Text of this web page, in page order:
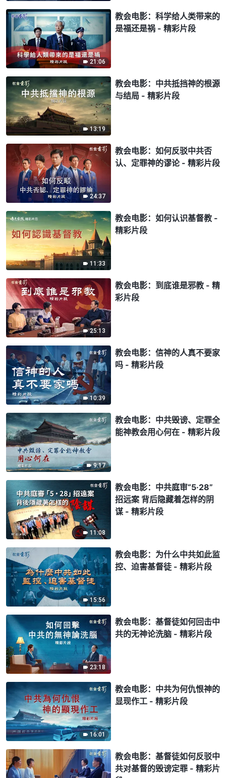
21:06
教会电影：科学给人类带来的
是福还是祸 - 精彩片段
13:19
教会电影：中共抵挡神的根源
与结局 - 精彩片段
24:37
教会电影：如何反驳中共否
认、定罪神的谬论 - 精彩片段
11:33
教会电影：如何认识基督教 -
精彩片段
25:13
教会电影：到底谁是邪教 - 精
彩片段
10:39
教会电影：信神的人真不要家
吗 - 精彩片段
9:17
教会电影：中共毁谤、定罪全
能神教会用心何在 - 精彩片段
11:08
教会电影：中共庭审“5·28”
招远案 背后隐藏着怎样的阴
谋 - 精彩片段
15:56
教会电影：为什么中共如此监
控、迫害基督徒 - 精彩片段
23:18
教会电影：基督徒如何回击中
共的无神论洗脑 - 精彩片段
16:01
教会电影：中共为何仇恨神的
显现作工 - 精彩片段
教会电影：基督徒如何反驳中
共对基督的毁谤定罪 - 精彩片